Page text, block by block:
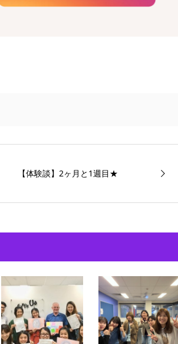
【体験談】2ヶ月と1週目★